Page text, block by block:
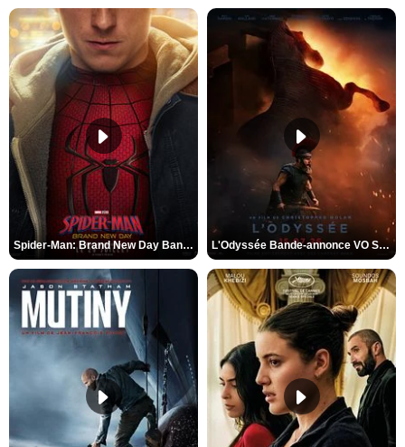
Spider-Man: Brand New Day Bande-annonce VO STFR L'Odyssée Bande-annonce VO STFR